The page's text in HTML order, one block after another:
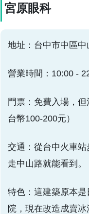
宮原眼科
地址：台中市中區中
營業時間：10:00 -
門票：免費入場，
台幣100-200元）
交通：從台中火車
走中山路就能看到。
特色：這建築原本
院，現在改造成賣冰